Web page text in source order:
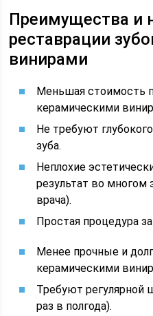
Преимущества и
реставрации
винирами
Меньшая стоимость
керамическими
Не требуют
зуба.
Неплохие
результат во многом
врача).
Простая процедура
Менее прочные и
керамическими
Требуют регулярной
раз в полгода).